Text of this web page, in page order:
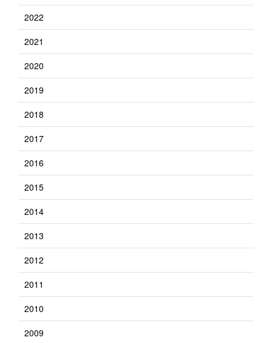
2022
2021
2020
2019
2018
2017
2016
2015
2014
2013
2012
2011
2010
2009